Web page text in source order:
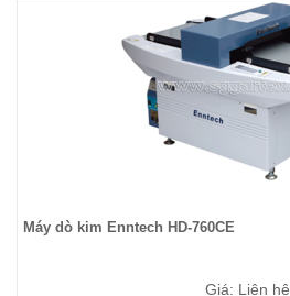
Máy dò kim Enntech HD-760CE
Giá: Liên hệ